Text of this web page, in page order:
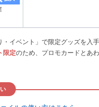
イベント」で限定グッズを入手
限定のため、プロモカードとあ